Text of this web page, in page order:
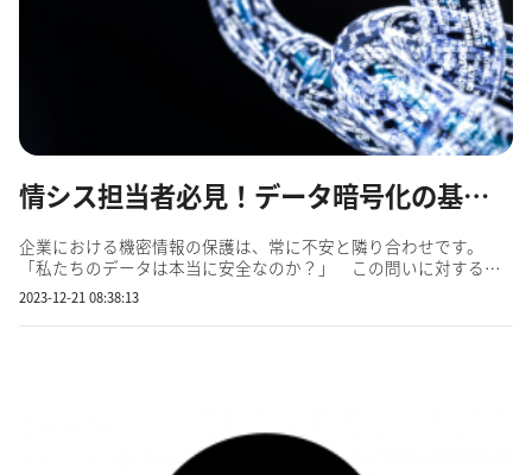
情シス担当者必見！データ暗号化の基本：仕組み、種類、および実装方法
企業における機密情報の保護は、常に不安と隣り合わせです。
「私たちのデータは本当に安全なのか？」 この問いに対する答
えは、今日のデジタル化された世界でますます重要になっていま
す。IBMとPonemon Instituteによる最新の研究によれば、2023年
2023-12-21 08:38:13